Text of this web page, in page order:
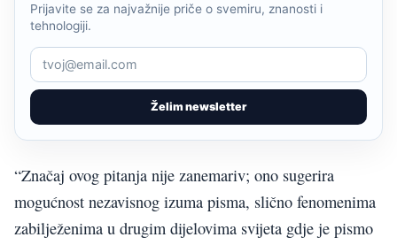
Želim newsletter
Prijavite se za najvažnije priče o svemiru, znanosti i
tehnologiji.
“Značaj ovog pitanja nije zanemariv; ono sugerira
mogućnost nezavisnog izuma pisma, slično fenomenima
zabilježenima u drugim dijelovima svijeta gdje je pismo